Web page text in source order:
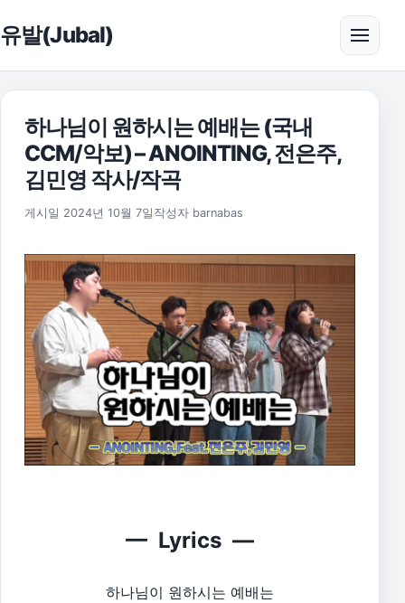
유발(Jubal) 메뉴
하나님이 원하시는 예배는 (국내
CCM/악보) – ANOINTING, 전은주,
김민영 작사/작곡
게시일 2024년 10월 7일 2025년 11월 17일
작성자 barnabas
— Lyrics —
하나님이 원하시는 예배는